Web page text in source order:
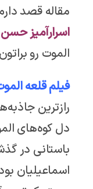
مقاله قصد
اسرارآمیز
الموت رو
فیلم قلعه
رازترین
دل کوه‌های
باستانی در
اسماعیلیان